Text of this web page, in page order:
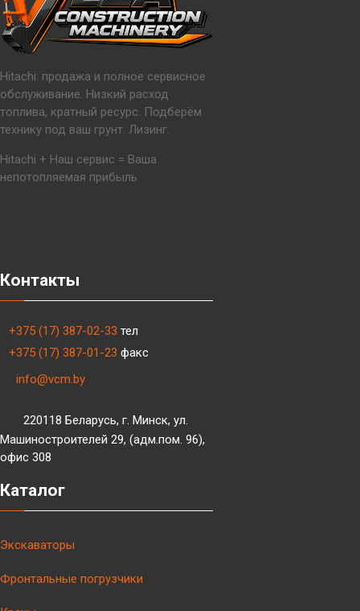
Hitachi: продажа и полное сервисное
обслуживание. Низкий расход
топлива, кратный ресурс. Подберём
технику под ваш грунт. Лизинг.
Hitachi + Наш сервис = Ваша
непотопляемая прибыль
Контакты
+375 (17) 387-02-33 тел
+375 (17) 387-01-23 факс
info@vcm.by
220118 Беларусь, г. Минск, ул.
Машиностроителей 29, (адм.пом. 96),
офис 308
Каталог
Экскаваторы
Фронтальные погрузчики